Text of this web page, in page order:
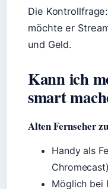
Die
möchte er
und Geld.
Kann ich
smart
Alten Fernseher
Handy als
Möglich bei